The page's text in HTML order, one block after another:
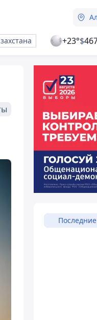
+23°$
Последние